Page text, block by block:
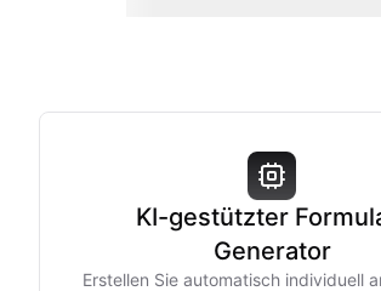
KI-gestützter
Generator
Erstellen Sie automatisch individuell